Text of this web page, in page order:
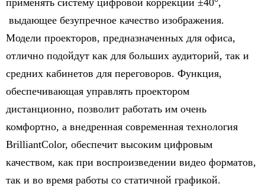
применять систему цифровой коррекции ±40°,
выдающее безупречное качество изображения.
Модели проекторов, предназначенных для офиса,
отлично подойдут как для больших аудиторий, так и
средних кабинетов для переговоров. Функция,
обеспечивающая управлять проектором
дистанционно, позволит работать им очень
комфортно, а внедренная современная технология
BrilliantColor, обеспечит высоким цифровым
качеством, как при воспроизведении видео форматов,
так и во время работы со статичной графикой.